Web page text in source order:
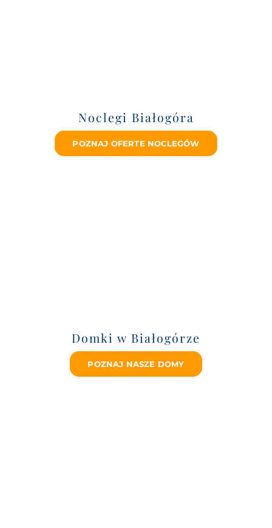
Noclegi Białogóra
POZNAJ OFERTE NOCLEGÓW
Domki w Białogórze
POZNAJ NASZE DOMY